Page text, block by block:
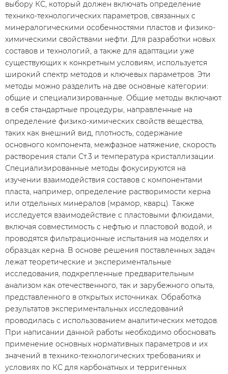
выбору КС, который должен включать определение
технико-технологических параметров, связанных с
минералогическими особенностями пластов и физико-
химическими свойствами нефти. Для разработки новых
составов и технологий, а также для адаптации уже
существующих к конкретным условиям, используется
широкий спектр методов и ключевых параметров. Эти
методы можно разделить на две основные категории:
общие и специализированные. Общие методы включают
в себя стандартные процедуры, направленные на
определение физико-химических свойств вещества,
таких как внешний вид, плотность, содержание
основного компонента, межфазное натяжение, скорость
растворения стали Ст.3 и температура кристаллизации.
Специализированные методы фокусируются на
изучении взаимодействия составов с компонентами
пласта, например, определение растворимости керна
или отдельных минералов (мрамор, кварц). Также
исследуется взаимодействие с пластовыми флюидами,
включая совместимость с нефтью и пластовой водой, и
проводятся фильтрационные испытания на моделях и
образцах керна. В основе решения поставленных задач
лежат теоретические и экспериментальные
исследования, подкрепленные предварительным
анализом как отечественного, так и зарубежного опыта,
представленного в открытых источниках. Обработка
результатов экспериментальных исследований
проводилась с использованием аналитических методов.
При написании данной работы необходимо обосновать
применение основных нормативных параметров и их
значений в технико-технологических требованиях и
условиях по КС для карбонатных и терригенных